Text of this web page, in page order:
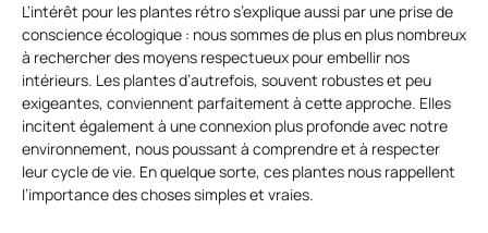
L’intérêt pour les plantes rétro s’explique aussi par une prise de
conscience écologique : nous sommes de plus en plus nombreux
à rechercher des moyens respectueux pour embellir nos
intérieurs. Les plantes d’autrefois, souvent robustes et peu
exigeantes, conviennent parfaitement à cette approche. Elles
incitent également à une connexion plus profonde avec notre
environnement, nous poussant à comprendre et à respecter
leur cycle de vie. En quelque sorte, ces plantes nous rappellent
l’importance des choses simples et vraies.